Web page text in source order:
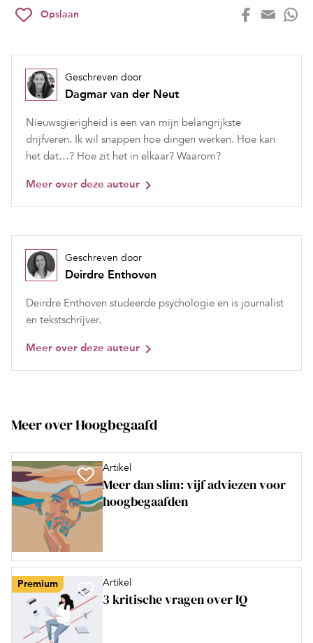
Opslaan
Geschreven door
Dagmar van der Neut
Nieuwsgierigheid is een van mijn belangrijkste
drijfveren. Ik wil snappen hoe dingen werken. Hoe kan
het dat…? Hoe zit het in elkaar? Waarom?
Meer over deze auteur
Geschreven door
Deirdre Enthoven
Deirdre Enthoven studeerde psychologie en is journalist
en tekstschrijver.
Meer over deze auteur
Meer over Hoogbegaafd
Artikel
Meer dan slim: vijf adviezen voor
hoogbegaafden
Premium Artikel
3 kritische vragen over IQ